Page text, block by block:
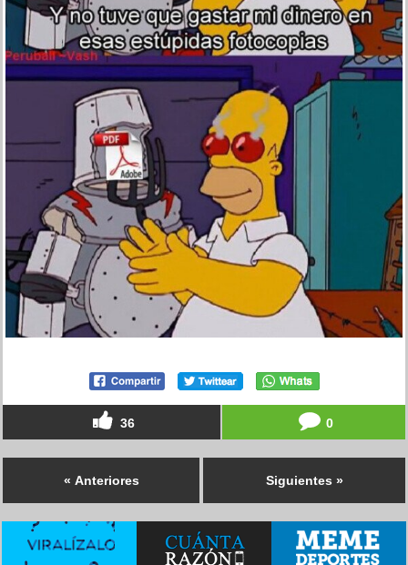
36 0
« Anteriores Siguientes »